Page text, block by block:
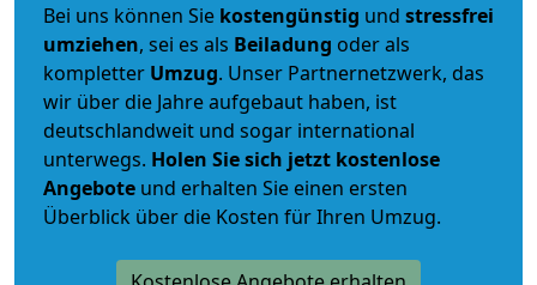
Bei uns können Sie kostengünstig und stressfrei
umziehen, sei es als Beiladung oder als
kompletter Umzug. Unser Partnernetzwerk, das
wir über die Jahre aufgebaut haben, ist
deutschlandweit und sogar international
unterwegs. Holen Sie sich jetzt kostenlose
Angebote und erhalten Sie einen ersten
Überblick über die Kosten für Ihren Umzug.